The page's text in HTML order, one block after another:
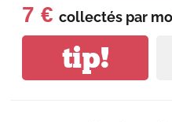
7 € collectés par
tip!